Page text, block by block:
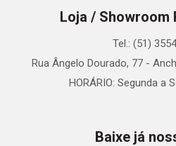
Loja / Showroom
Tel.: (51)
Rua Ângelo Dourado, 77 -
HORÁRIO: Segunda a
Baixe já